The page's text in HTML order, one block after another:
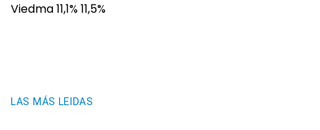
Viedma 11,1% 11,5%
LAS MÁS LEIDAS